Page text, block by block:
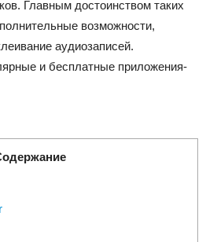
Главным достоинством таких
возможности,
аудиозаписей.
и бесплатные приложения-